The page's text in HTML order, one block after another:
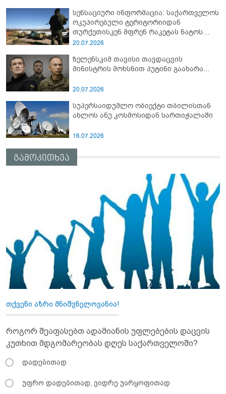
სენსაციური ინფორმაცია: საქართველოს
ოკუპირებული ტერიტორიიდან
თურქეთისკენ მფრენ რაკეტას ნატოს
სამიტი კინაღამ ჩაუშლია
20.07.2026
ზელენსკიმ თავისი თავდაცვის
მინისტრის მოხსნით პუტინი გაახარა...
20.07.2026
სუპერსაიდუმლო ობიექტი თბილისთან
ახლოს ანუ კოსმოსიდან სართიჭალაში
16.07.2026
გამოკითხვა
თქვენი აზრი მნიშვნელოვანია!
როგორ შეაფასებთ ადამიანის უფლებების დაცვის
კუთხით მდგომარეობას დღეს საქართველოში?
დადებითად
უფრო დადებითად, ვიდრე უარყოფითად